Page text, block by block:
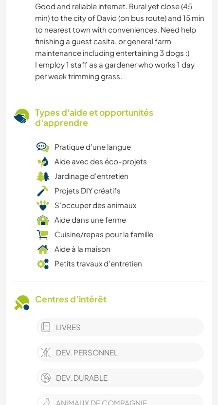
Good and reliable internet. Rural yet close (45
min) to the city of David (on bus route) and 15 min
to nearest town with conveniences. Need help
finishing a guest casita, or general farm
maintenance including entertaining 3 dogs :)
I employ 1 staff as a gardener who works 1 day
per week trimming grass.
Types d'aide et opportunités
d'apprendre
Pratique d’une langue
Aide avec des éco-projets
Jardinage d'entretien
Projets DIY créatifs
S’occuper des animaux
Aide dans une ferme
Cuisine/repas pour la famille
Aide à la maison
Petits travaux d'entretien
Centres d’intérêt
LIVRES
DEV. PERSONNEL
DEV. DURABLE
ANIMAUX DE COMPAGNIE